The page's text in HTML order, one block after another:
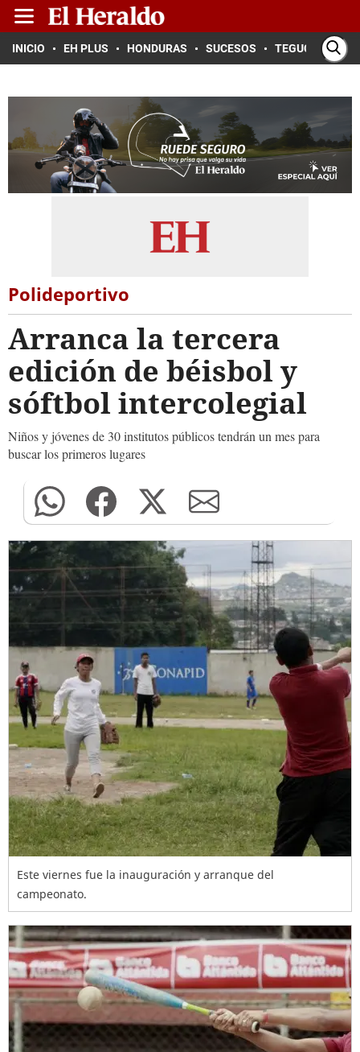
INICIO EH PLUS HONDURAS SUCESOS TEGUCIGALPA
Polideportivo
Arranca la tercera
edición de béisbol y
sóftbol intercolegial
Niños y jóvenes de 30 institutos públicos tendrán un mes para
buscar los primeros lugares
Este viernes fue la inauguración y arranque del
campeonato.